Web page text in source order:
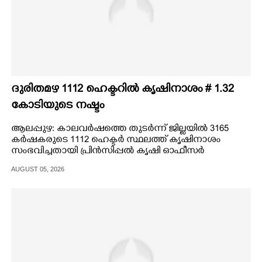
ദുരിതമഴ 1112 ഹെക്ടറിൽ കൃഷിനാശം # 1.32
കോടിയുടെ നഷ്ടം
ആലപ്പുഴ: കാലവർഷത്തെ തുടർന്ന് ജില്ലയിൽ 3165
കർഷകരുടെ 1112 ഹെക്ടർ സ്ഥലത്ത് കൃഷിനാശം
സംഭവിച്ചതായി പ്രിൻസിപ്പൽ കൃഷി ഓഫീസർ
AUGUST 05, 2026